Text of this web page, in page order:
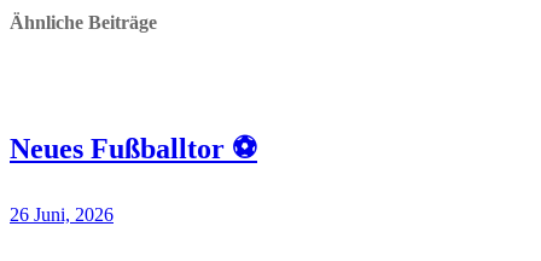
Ähnliche Beiträge
Neues Fußballtor ⚽
26 Juni, 2026